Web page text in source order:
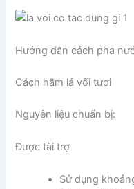
Hướng dẫn cách pha
Cách hãm lá vối tươi
Nguyên liệu chuẩn bị:
Được tài trợ
Sử dụng